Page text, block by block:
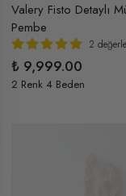
Valery Fisto Detaylı
Pembe
2
₺ 9,999.00
2 Renk 4 Beden